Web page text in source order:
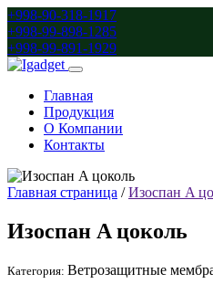
+998-90-318-1917
+998-99-898-1285
+998-99-891-1929
Главная
Продукция
О Компании
Контакты
Главная страница /Изоспан A
Изоспан A цоколь
Категория: Ветрозащитные